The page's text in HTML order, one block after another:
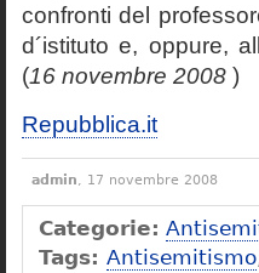
confronti del
d´istituto e, oppure,
(16 novembre 2008 )
Repubblica.it
admin, 17 novembre 2008
Categorie:
Tags: Antisemitismo